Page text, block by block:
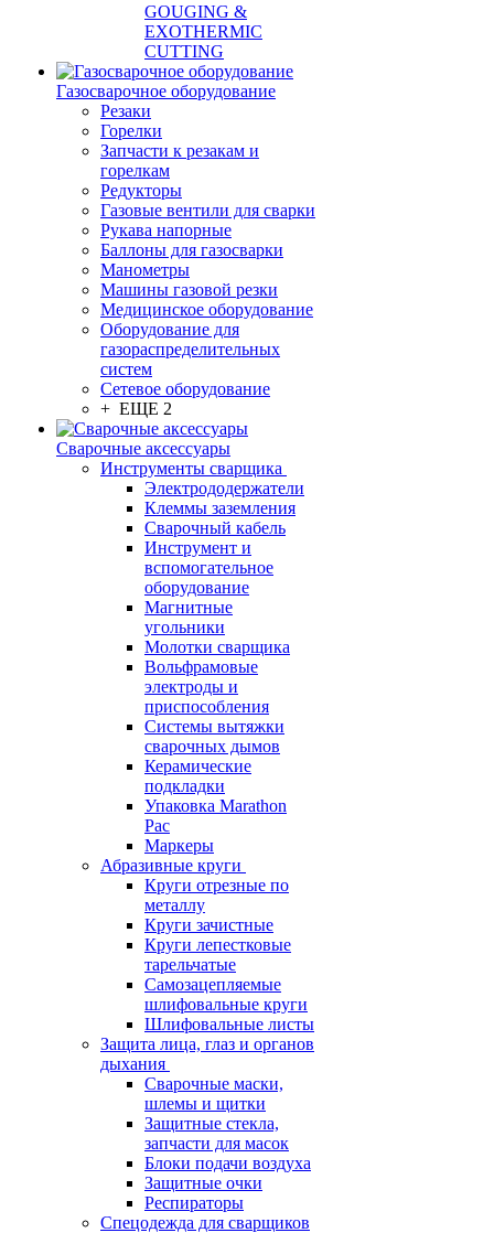
GOUGING &
EXOTHERMIC
CUTTING
Газосварочное оборудование
Резаки
Горелки
Запчасти к резакам и
горелкам
Редукторы
Газовые вентили для сварки
Рукава напорные
Баллоны для газосварки
Манометры
Машины газовой резки
Медицинское оборудование
Оборудование для
газораспределительных
систем
Сетевое оборудование
+ ЕЩЕ 2
Сварочные аксессуары
Инструменты сварщика
Электрододержатели
Клеммы заземления
Сварочный кабель
Инструмент и
вспомогательное
оборудование
Магнитные
угольники
Молотки сварщика
Вольфрамовые
электроды и
приспособления
Системы вытяжки
сварочных дымов
Керамические
подкладки
Упаковка Marathon
Pac
Маркеры
Абразивные круги
Круги отрезные по
металлу
Круги зачистные
Круги лепестковые
тарельчатые
Самозацепляемые
шлифовальные круги
Шлифовальные листы
Защита лица, глаз и органов
дыхания
Сварочные маски,
шлемы и щитки
Защитные стекла,
запчасти для масок
Блоки подачи воздуха
Защитные очки
Респираторы
Спецодежда для сварщиков